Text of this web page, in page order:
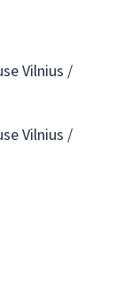
Vilnius /
Vilnius /